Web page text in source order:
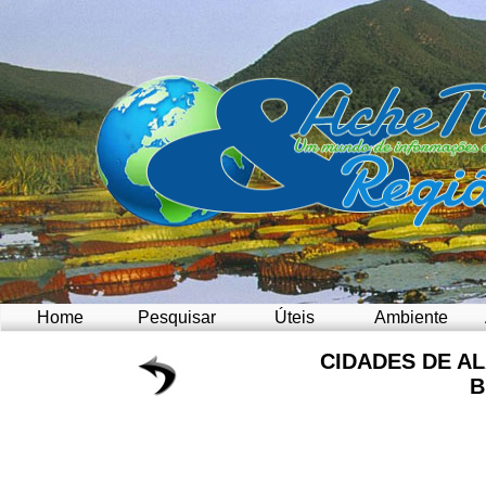
Home Pesquisar Úteis Ambiente
CIDADES DE